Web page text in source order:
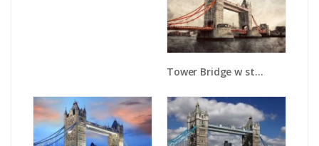
Tower Bridge w stylu vintage - AM668